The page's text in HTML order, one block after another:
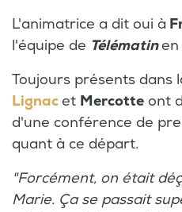
L'animatrice a dit oui à
l'équipe de Télématin
Toujours présents dans
Lignacet Mercotte ont
d'une conférence de
quant à ce départ.
"Forcément, on était
Marie. Ça se passait